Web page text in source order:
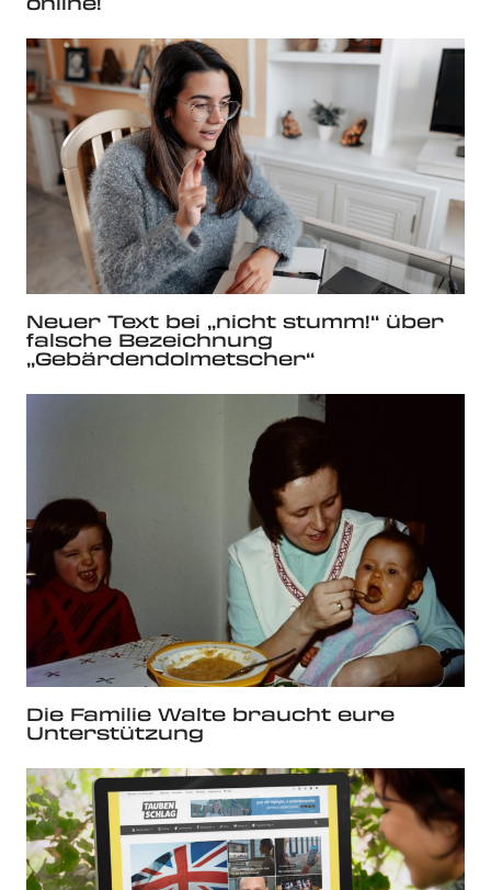
Neuer Text bei „nicht stumm!“ über
falsche Bezeichnung
„Gebärdendolmetscher“
Die Familie Walte braucht eure
Unterstützung